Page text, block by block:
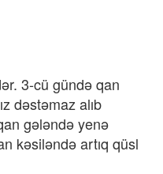
3-cü gündə qan
dəstəmaz alıb
gələndə yenə
kəsiləndə artıq qüsl